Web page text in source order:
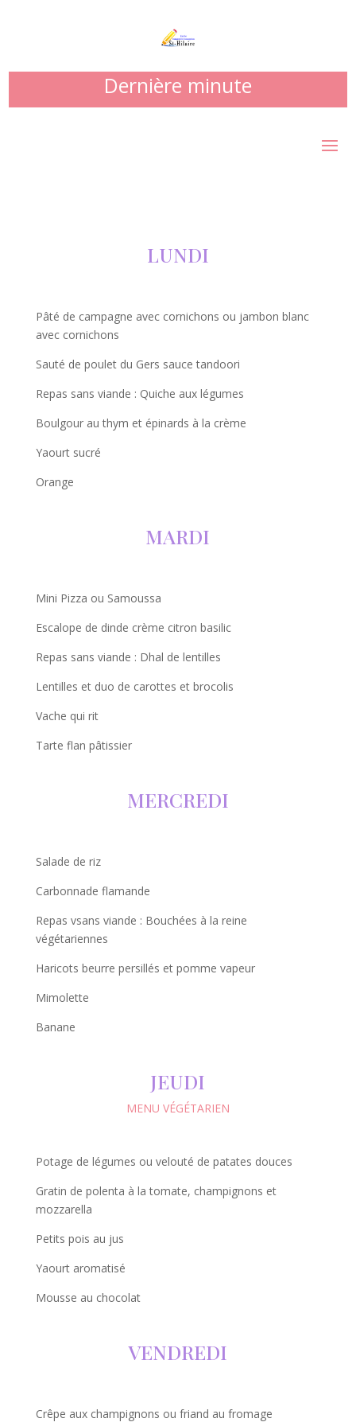
Dernière minute
LUNDI
Pâté de campagne avec cornichons ou jambon blanc
avec cornichons
Sauté de poulet du Gers sauce tandoori
Repas sans viande : Quiche aux légumes
Boulgour au thym et épinards à la crème
Yaourt sucré
Orange
MARDI
Mini Pizza ou Samoussa
Escalope de dinde crème citron basilic
Repas sans viande : Dhal de lentilles
Lentilles et duo de carottes et brocolis
Vache qui rit
Tarte flan pâtissier
MERCREDI
Salade de riz
Carbonnade flamande
Repas vsans viande : Bouchées à la reine
végétariennes
Haricots beurre persillés et pomme vapeur
Mimolette
Banane
JEUDI
MENU VÉGÉTARIEN
Potage de légumes ou velouté de patates douces
Gratin de polenta à la tomate, champignons et
mozzarella
Petits pois au jus
Yaourt aromatisé
Mousse au chocolat
VENDREDI
Crêpe aux champignons ou friand au fromage